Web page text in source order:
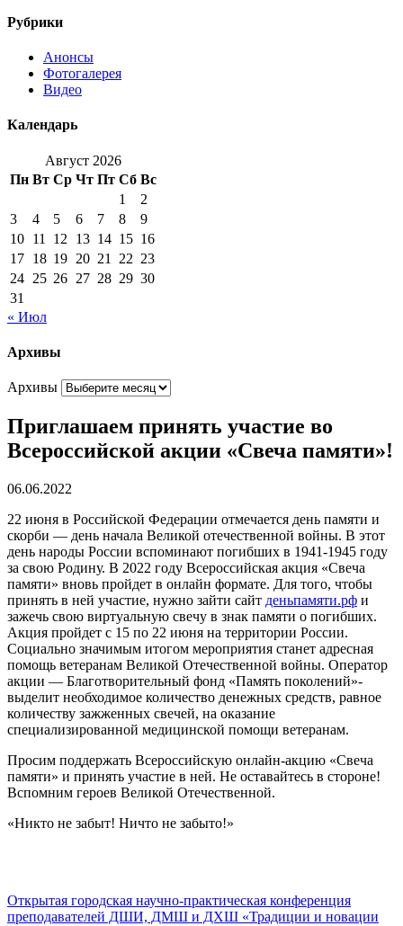
Рубрики
Анонсы
Фотогалерея
Видео
Календарь
Август 2026
Пн Вт Ср Чт Пт Сб Вс
1
2
3
4 5 6 7 8
9
10 11 12 13 14 15 16
17 18 19 20 21 22 23
24 25 26 27 28 29 30
31
« Июл
Архивы
Архивы
Приглашаем принять участие во
Всероссийской акции «Свеча памяти»!
06.06.2022
22 июня в Российской Федерации отмечается день памяти и
скорби — день начала Великой отечественной войны. В этот
день народы России вспоминают погибших в 1941-1945 году
за свою Родину. В 2022 году Всероссийская акция «Свеча
памяти» вновь пройдет в онлайн формате. Для того, чтобы
принять в ней участие, нужно зайти сайт деньпамяти.рф и
зажечь свою виртуальную свечу в знак памяти о погибших.
Акция пройдет с 15 по 22 июня на территории России.
Социально значимым итогом мероприятия станет адресная
помощь ветеранам Великой Отечественной войны. Оператор
акции — Благотворительный фонд «Память поколений»-
выделит необходимое количество денежных средств, равное
количеству зажженных свечей, на оказание
специализированной медицинской помощи ветеранам.
Просим поддержать Всероссийскую онлайн-акцию «Свеча
памяти» и принять участие в ней. Не оставайтесь в стороне!
Вспомним героев Великой Отечественной.
«Никто не забыт! Ничто не забыто!»
Открытая городская научно-практическая конференция
преподавателей ДШИ, ДМШ и ДХШ «Традиции и новации